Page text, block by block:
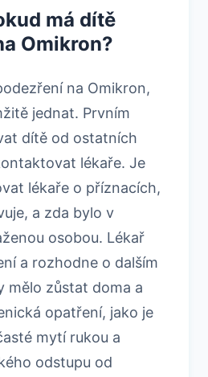
má dítě
Omikron?
na Omikron,
jednat. Prvním
dítě od ostatních
lékaře. Je
lékaře o příznacích,
a zda bylo v
osobou. Lékař
a rozhodne o dalším
mělo zůstat doma a
opatření, jako je
mytí rukou a
odstupu od